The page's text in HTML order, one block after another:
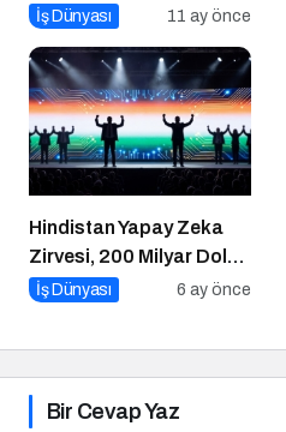
Önemlidir? Kurumsal
İş Dünyası 11 ay önce
Hindistan Yapay Zeka
Zirvesi, 200 Milyar Dolar
ve El Tutuşmayan İki
İş Dünyası 6 ay önce
Bir Cevap Yaz